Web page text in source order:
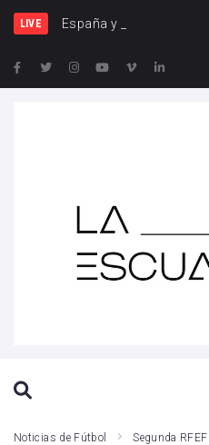
LIVE España y Francia, una riv
Noticias de Fútbol Segunda RFEF